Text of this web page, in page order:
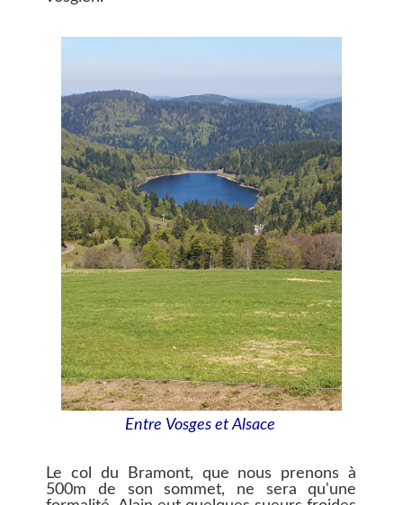
Entre Vosges et Alsace
Le col du Bramont, que nous prenons à
500m de son sommet, ne sera qu'une